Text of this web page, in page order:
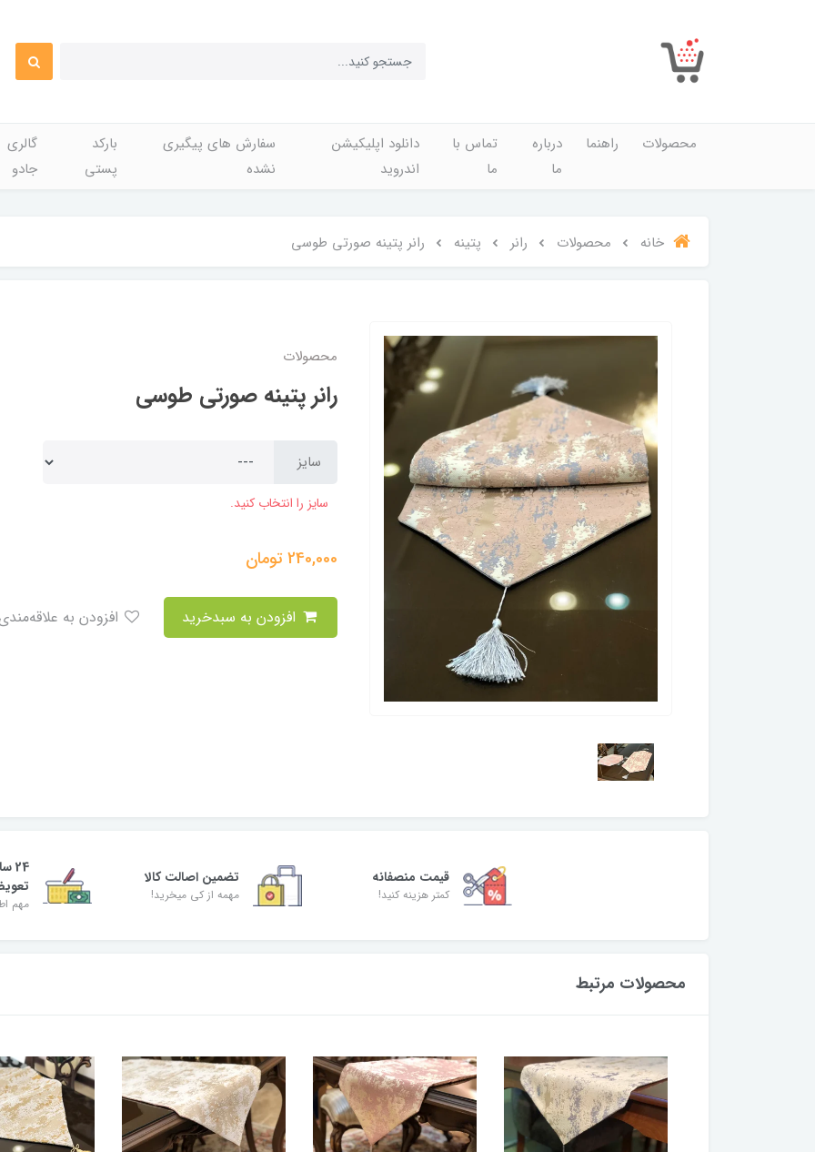
محصولات راهنما
درباره
ما
تماس با
ما
دانلود اپلیکیشن
اندروید
سفارش های پیگیری
نشده
بارکد
پستی
گالری
جادو
خانه محصولات رانر پتینه رانر پتینه صورتی طوسی
محصولات
رانر پتینه صورتی طوسی
سایز
سایز را انتخاب کنید.
240,000تومان
قیمت منصفانه
کمتر هزینه کنید!
تضمین اصالت کالا
مهمه از کی میخرید!
مهم
محصولات مرتبط